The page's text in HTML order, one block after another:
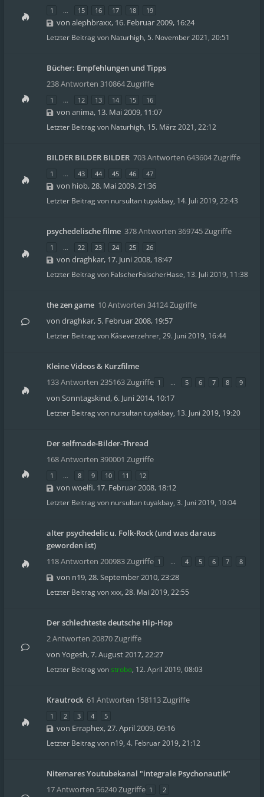
1 … 15 16 17 18 19
von alephbraxx, 16. Februar 2009, 16:24
Letzter Beitrag von Naturhigh, 5. November 2021, 20:51
Bücher: Empfehlungen und Tipps
238 Antworten 310864 Zugriffe
1 … 12 13 14 15 16
von anima, 13. Mai 2009, 11:07
Letzter Beitrag von Naturhigh, 15. März 2021, 22:12
BILDER BILDER BILDER 703 Antworten 643604 Zugriffe
1 … 43 44 45 46 47
von hiob,28. Mai 2009, 21:36
Letzter Beitrag von nursultan tuyakbay, 14. Juli 2019, 22:43
psychedelische filme 378 Antworten 369745 Zugriffe
1 … 22 23 24 25 26
von draghkar, 17. Juni 2008, 18:47
Letzter Beitrag von FalscherFalscherHase, 13. Juli 2019, 11:38
the zen game 10 Antworten 34124 Zugriffe
von draghkar, 5. Februar 2008, 19:57
Letzter Beitrag von Käseverzehrer, 29. Juni 2019, 16:44
Kleine Videos & Kurzfilme
133 Antworten 235163 Zugriffe 1 … 5 6 7 8 9
von Sonntagskind,6. Juni 2014, 10:17
Letzter Beitrag von nursultan tuyakbay, 13. Juni 2019, 19:20
Der selfmade-Bilder-Thread
168 Antworten 390001 Zugriffe
1 … 8 9 10 11 12
von woelfi, 17. Februar 2008, 18:12
Letzter Beitrag von nursultan tuyakbay, 3. Juni 2019, 10:04
alter psychedelic u. Folk-Rock (und was daraus
geworden ist)
118 Antworten 200983 Zugriffe 1 … 4 5 6 7 8
von n19,28. September 2010, 23:28
Letzter Beitrag vonxxx, 28. Mai 2019, 22:55
Der schlechteste deutsche Hip-Hop
2 Antworten 20870 Zugriffe
von Yogesh,7. August 2017, 22:27
Letzter Beitrag vonstrobo, 12. April 2019, 08:03
Krautrock 61 Antworten 158113 Zugriffe
1 2 3 4 5
von Erraphex,27. April 2009, 09:16
Letzter Beitrag von n19, 4. Februar 2019, 21:12
Nitemares Youtubekanal "integrale Psychonautik"
17 Antworten 56240 Zugriffe 1 2